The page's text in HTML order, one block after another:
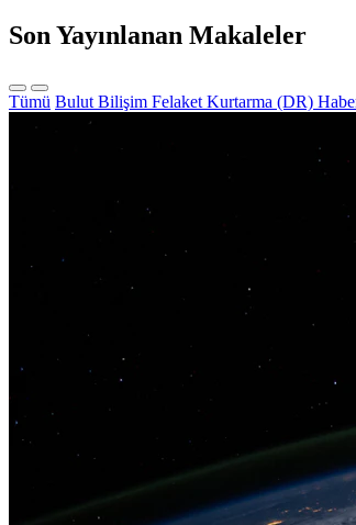
Son Yayınlanan Makaleler
Tümü Bulut Bilişim Felaket Kurtarma (DR)